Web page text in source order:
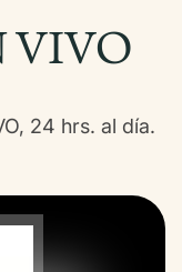
VIVO
24 hrs. al día.